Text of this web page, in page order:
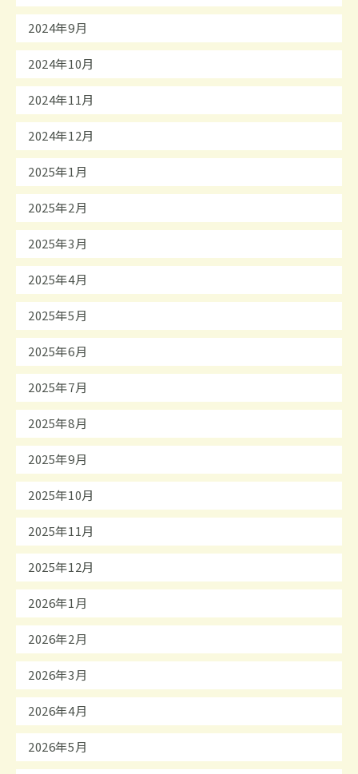
2024年9月
2024年10月
2024年11月
2024年12月
2025年1月
2025年2月
2025年3月
2025年4月
2025年5月
2025年6月
2025年7月
2025年8月
2025年9月
2025年10月
2025年11月
2025年12月
2026年1月
2026年2月
2026年3月
2026年4月
2026年5月